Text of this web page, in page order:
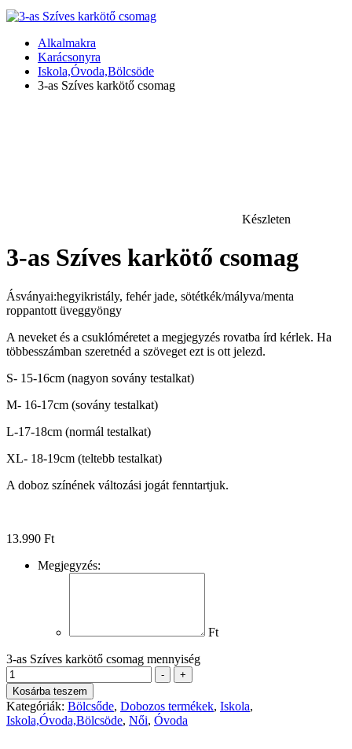
Alkalmakra
Karácsonyra
Iskola,Óvoda,Bölcsöde
3-as Szíves karkötő csomag
Készleten
3-as Szíves karkötő csomag
Ásványai:hegyikristály, fehér jade, sötétkék/mályva/menta
roppantott üveggyöngy
A neveket és a csuklóméretet a megjegyzés rovatba írd kérlek. Ha
többesszámban szeretnéd a szöveget ezt is ott jelezd.
S- 15-16cm (nagyon sovány testalkat)
M- 16-17cm (sovány testalkat)
L-17-18cm (normál testalkat)
XL- 18-19cm (teltebb testalkat)
A doboz színének változási jogát fenntartjuk.
13.990 Ft
Megjegyzés:
Ft
3-as Szíves karkötő csomag mennyiség
-
+
Kosárba teszem
Kategóriák: Bölcsőde, Dobozos termékek, Iskola,
Iskola,Óvoda,Bölcsöde, Női, Óvoda